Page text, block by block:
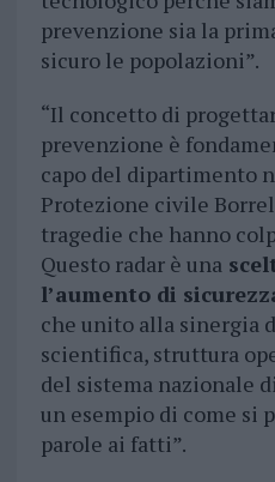
prevenzione sia la
sicuro le popolazioni”.
“Il concetto di
prevenzione è
capo del dipartimento
Protezione civile
tragedie che hanno
Questo radar è una
l’aumento di
che unito alla sinergia
scientifica, struttura
del sistema nazionale
un esempio di come si
parole ai fatti”.